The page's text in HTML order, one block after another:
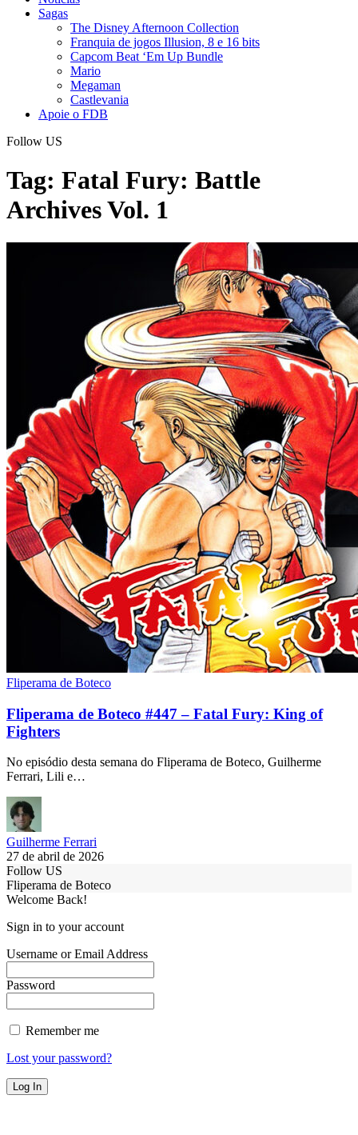
Sagas
The Disney Afternoon Collection
Franquia de jogos Illusion, 8 e 16 bits
Capcom Beat ‘Em Up Bundle
Mario
Megaman
Castlevania
Apoie o FDB
Follow US
Tag: Fatal Fury: Battle
Archives Vol. 1
Fliperama de Boteco
Fliperama de Boteco #447 – Fatal Fury: King of
Fighters
No episódio desta semana do Fliperama de Boteco, Guilherme
Ferrari, Lili e…
Guilherme Ferrari
27 de abril de 2026
Follow US
Fliperama de Boteco
Welcome Back!
Sign in to your account
Username or Email Address
Password
Remember me
Lost your password?